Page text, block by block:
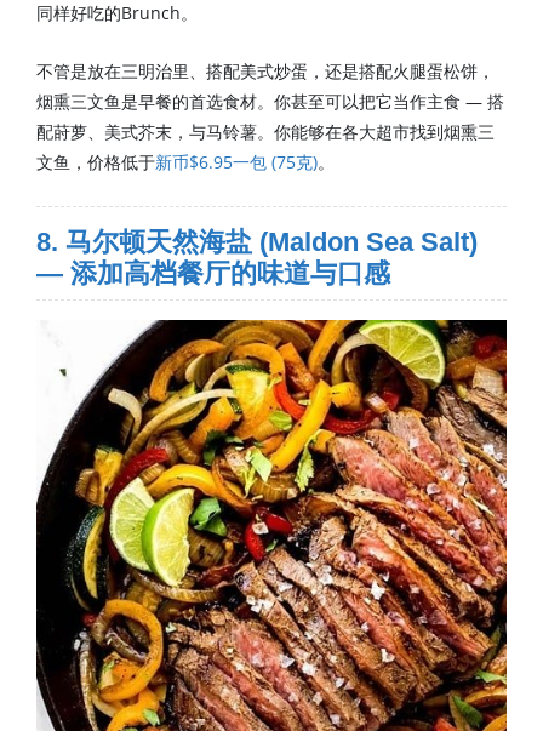
同样好吃的Brunch。
不管是放在三明治里、搭配美式炒蛋，还是搭配火腿蛋松饼，
烟熏三文鱼是早餐的首选食材。你甚至可以把它当作主食 — 搭
配莳萝、美式芥末，与马铃薯。你能够在各大超市找到烟熏三
文鱼，价格低于新币$6.95一包 (75克)。
8. 马尔顿天然海盐 (Maldon Sea Salt)
— 添加高档餐厅的味道与口感